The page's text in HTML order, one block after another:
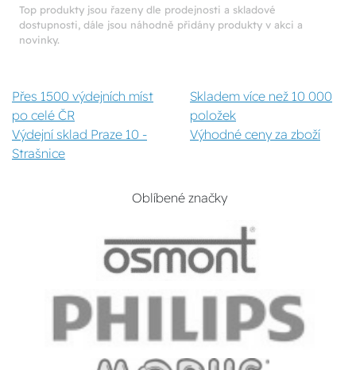
Top produkty jsou řazeny dle prodejnosti a skladové
dostupnosti, dále jsou náhodně přidány produkty v akci a
novinky.
Přes 1500 výdejních míst
po celé ČR
Skladem více než 10 000
položek
Výdejní sklad Praze 10 -
Strašnice
Výhodné ceny za zboží
Oblíbené značky